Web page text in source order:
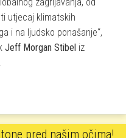
utjecaj klimatskih
i na ljudsko ponašanje ,
Jeff Morgan Stibel iz
povezano s globalnim
pred našim očima!